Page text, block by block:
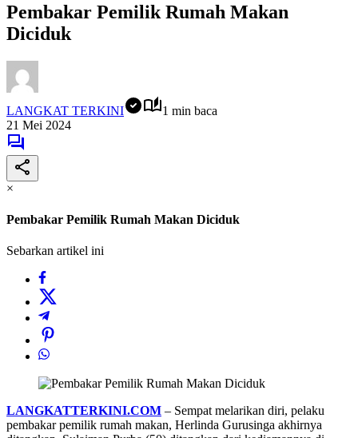
Pembakar Pemilik Rumah Makan
Diciduk
LANGKAT TERKINI
1 min baca
21 Mei 2024
×
Pembakar Pemilik Rumah Makan Diciduk
Sebarkan artikel ini
LANGKATTERKINI.COM – Sempat melarikan diri, pelaku
pembakar pemilik rumah makan, Herlinda Gurusinga akhirnya